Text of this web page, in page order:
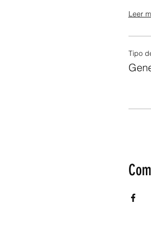
Leer
Tipo